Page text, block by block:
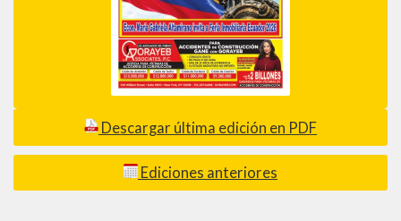
Descargar última edición en PDF
Ediciones anteriores